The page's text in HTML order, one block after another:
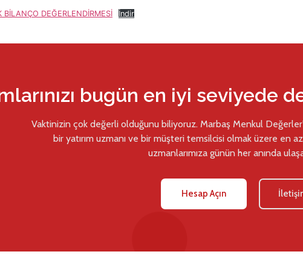
DEĞERLENDİRMESİ İndir
bugün en iyi seviyede
Vaktinizin çok değerli olduğunu biliyoruz. Marbaş Menkul
bir yatırım uzmanı ve bir müşteri temsilcisi olmak üzere en
uzmanlarımıza günün her anında
Hesap Açın